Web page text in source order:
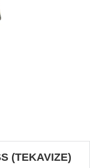
(TEKAVIZE)